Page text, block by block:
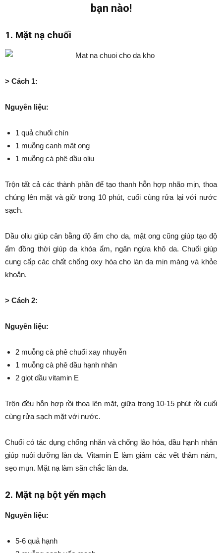
bạn nào!
1. Mặt nạ chuối
> Cách 1:
Nguyên liệu:
1 quả chuối chín
1 muỗng canh mật ong
1 muỗng cà phê dầu oliu
Trộn tất cả các thành phần để tạo thanh hỗn hợp nhão mịn, thoa
chúng lên mặt và giữ trong 10 phút, cuối cùng rửa lại với nước
sạch.
Dầu oliu giúp cân bằng độ ẩm cho da, mật ong cũng giúp tạo độ
ẩm đồng thời giúp da khóa ẩm, ngăn ngừa khô da. Chuối giúp
cung cấp các chất chống oxy hóa cho làn da mịn màng và khỏe
khoắn.
> Cách 2:
Nguyên liệu:
2 muỗng cà phê chuối xay nhuyễn
1 muỗng cà phê dầu hạnh nhân
2 giọt dầu vitamin E
Trộn đều hỗn hợp rồi thoa lên mặt, giữa trong 10-15 phút rồi cuối
cùng rửa sạch mặt với nước.
Chuối có tác dụng chống nhăn và chống lão hóa, dầu hạnh nhân
giúp nuôi dưỡng làn da. Vitamin E làm giảm các vết thâm nám,
sẹo mụn. Mặt nạ làm săn chắc làn da.
2. Mặt nạ bột yến mạch
Nguyên liệu:
5-6 quả hạnh